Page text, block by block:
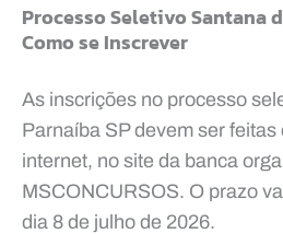
Processo Seletivo Santana
Como se Inscrever
As inscrições no processo
Parnaíba SP devem ser
internet, no site da banca
MSCONCURSOS. O prazo
dia 8 de julho de 2026.